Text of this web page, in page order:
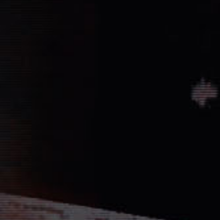
nun in weiter Ferne. Der Entscheid
fallen und niemand vermag auch